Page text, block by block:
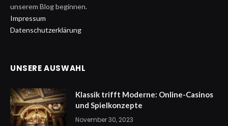
unserem Blog beginnen.
Impressum
Datenschutzerklärung
UNSERE AUSWAHL
Klassik trifft Moderne: Online-Casinos
und Spielkonzepte
November 30, 2023